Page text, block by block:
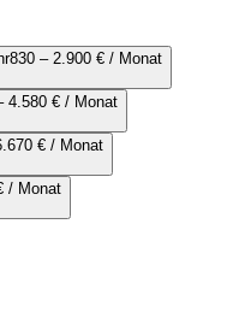
830 – 2.900 € / Monat
4.580 € / Monat
€ / Monat
/ Monat